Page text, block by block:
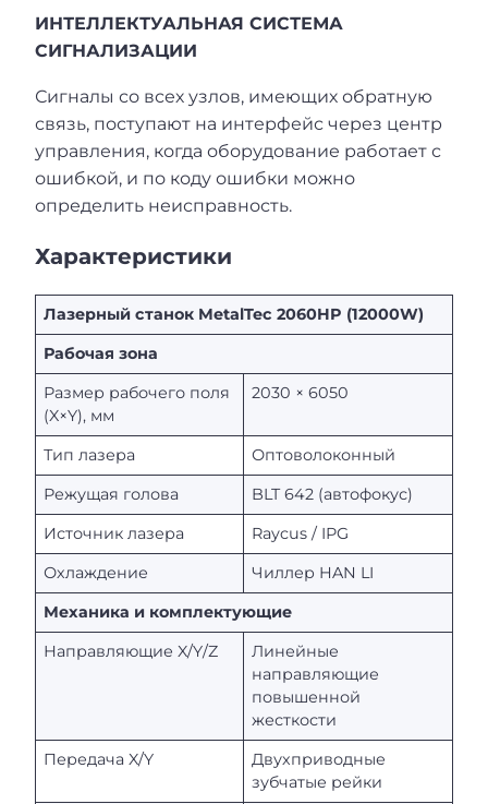
ИНТЕЛЛЕКТУАЛЬНАЯ СИСТЕМА
СИГНАЛИЗАЦИИ
Сигналы со всех узлов, имеющих обратную
связь, поступают на интерфейс через центр
управления, когда оборудование работает с
ошибкой, и по коду ошибки можно
определить неисправность.
Характеристики
Лазерный станок MetalTec 2060HP (12000W)
Рабочая зона
Размер рабочего поля
(X×Y), мм
2030 × 6050
Тип лазера
Оптоволоконный
Режущая голова
BLT 642 (автофокус)
Источник лазера
Raycus / IPG
Охлаждение
Чиллер HAN LI
Механика и комплектующие
Направляющие X/Y/Z
Линейные
направляющие
повышенной
жесткости
Передача X/Y
Двухприводные
зубчатые рейки